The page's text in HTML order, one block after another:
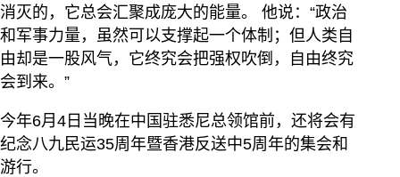
消灭的，它总会汇聚成庞大的能量。 他说：“政治
和军事力量，虽然可以支撑起一个体制；但人类自
由却是一股风气，它终究会把强权吹倒，自由终究
会到来。”
今年6月4日当晚在中国驻悉尼总领馆前，还将会有
纪念八九民运35周年暨香港反送中5周年的集会和
游行。